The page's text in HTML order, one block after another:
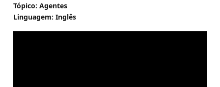
Tópico: Agentes
Linguagem: Inglês